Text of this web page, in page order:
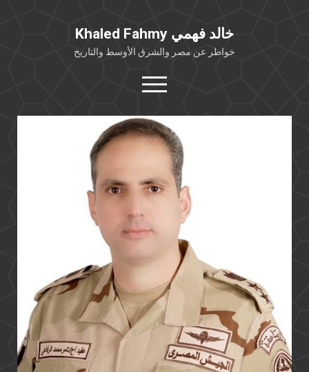
Khaled Fahmy خالد فهمي
خواطر عن مصر والشرق الأوسط والتاريخ
open
menu
twitterfacebook
خلفية شخصية
كتابات أكاديمية
مقالات صحافية
بوستات من فيسبوك
مقابلات في الإعلام
Languages